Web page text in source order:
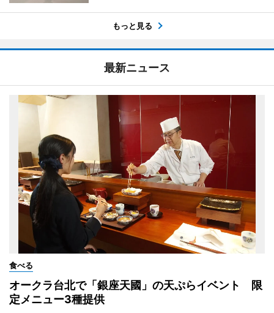
もっと見る
最新ニュース
食べる
オークラ台北で「銀座天國」の天ぷらイベント 限
定メニュー3種提供